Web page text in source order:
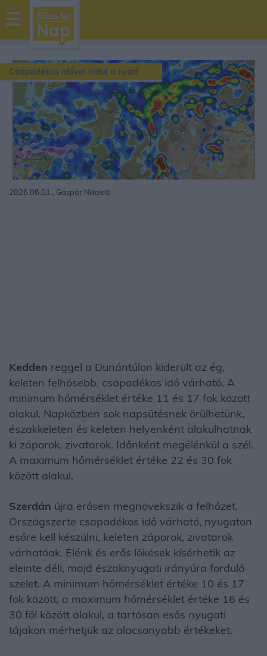
sussfelnap.hu
időjárás
Csapadékos idővel indul a nyár!
2026.06.01., Gáspár Nikolett
Kedden reggel a Dunántúlon kiderült az ég,
keleten felhősebb, csapadékos idő várható. A
minimum hőmérséklet értéke 11 és 17 fok között
alakul. Napközben sok napsütésnek örülhetünk,
északkeleten és keleten helyenként alakulhatnak
ki záporok, zivatarok. Időnként megélénkül a szél.
A maximum hőmérséklet értéke 22 és 30 fok
között alakul.
Szerdán újra erősen megnövekszik a felhőzet.
Országszerte csapadékos idő várható, nyugaton
esőre kell készülni, keleten záporok, zivatarok
várhatóak. Elénk és erős lökések kísérhetik az
eleinte déli, majd északnyugati irányúra forduló
szelet. A minimum hőmérséklet értéke 10 és 17
fok között, a maximum hőmérséklet értéke 16 és
30 föl között alakul, a tartósan esős nyugati
tájakon mérhetjük az alacsonyabb értékeket.